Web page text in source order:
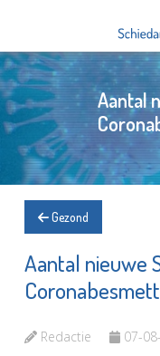
Aantal
Gezond
Aantal nieuwe
Redactie 07-